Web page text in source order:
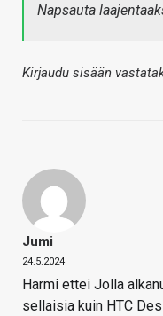
Napsauta
Kirjaudu sisään
Jumi
24.5.2024
Harmi ettei Jolla
sellaisia kuin HTC